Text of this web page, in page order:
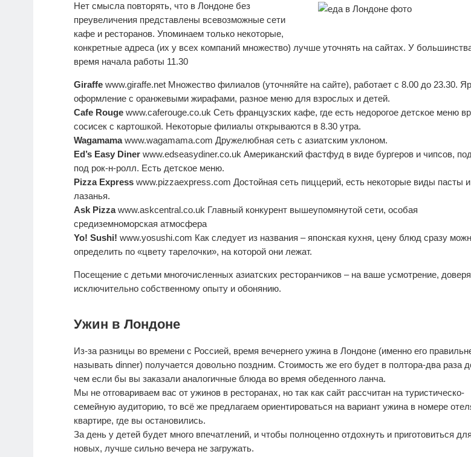
Нет смысла повторять, что в Лондоне без
преувеличения представлены всевозможные сети
кафе и ресторанов. Упоминаем только некоторые,
конкретные адреса (их у всех компаний множество) лучше уточнять на сайтах. У
время начала работы 11.30
Giraffe www.giraffe.net Множество филиалов (уточняйте на сайте), работает с 8.00 до 23.30.
оформление с оранжевыми жирафами, разное меню для взрослых и детей.
Cafe Rouge www.caferouge.co.uk Сеть французских кафе, где есть недорогое детское меню
сосисек с картошкой. Некоторые филиалы открываются в 8.30 утра.
Wagamamawww.wagamama.com Дружелюбная сеть с азиатским уклоном.
Ed’s Easy Diner www.edseasydiner.co.uk Американский фастфуд в виде бургеров и чипсов,
под рок-н-ролл. Есть детское меню.
Pizza Express www.pizzaexpress.com Достойная сеть пиццерий, есть некоторые виды пасты и
лазанья.
Ask Pizzawww.askcentral.co.uk Главный конкурент вышеупомянутой сети, особая
средиземноморская атмосфера
Yo! Sushi! www.yosushi.com Как следует из названия – японская кухня, цену блюд сразу
определить по «цвету тарелочки», на которой они лежат.
Посещение с детьми многочисленных азиатских ресторанчиков – на ваше усмотрение,
исключительно собственному опыту и обонянию.
Ужин в Лондоне
Из-за разницы во времени с Россией, время вечернего ужина в Лондоне (именно его
называть dinner) получается довольно поздним. Стоимость же его будет в полтора-два раза
чем если бы вы заказали аналогичные блюда во время обеденного ланча.
Мы не отговариваем вас от ужинов в ресторанах, но так как сайт рассчитан на туристическо-
семейную аудиторию, то всё же предлагаем ориентироваться на вариант ужина в номере
квартире, где вы остановились.
За день у детей будет много впечатлений, и чтобы полноценно отдохнуть и приготовиться для
новых, лучше сильно вечера не загружать.